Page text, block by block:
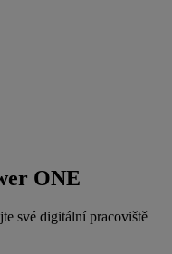
ONE
své digitální pracoviště